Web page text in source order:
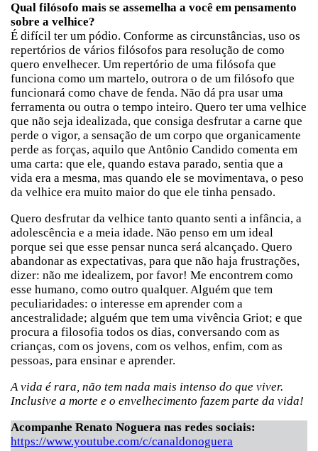
Qual filósofo mais se assemelha a você em pensamento
sobre a velhice?
É difícil ter um pódio. Conforme as circunstâncias, uso os
repertórios de vários filósofos para resolução de como
quero envelhecer. Um repertório de uma filósofa que
funciona como um martelo, outrora o de um filósofo que
funcionará como chave de fenda. Não dá pra usar uma
ferramenta ou outra o tempo inteiro. Quero ter uma velhice
que não seja idealizada, que consiga desfrutar a carne que
perde o vigor, a sensação de um corpo que organicamente
perde as forças, aquilo que Antônio Candido comenta em
uma carta: que ele, quando estava parado, sentia que a
vida era a mesma, mas quando ele se movimentava, o peso
da velhice era muito maior do que ele tinha pensado.
Quero desfrutar da velhice tanto quanto senti a infância, a
adolescência e a meia idade. Não penso em um ideal
porque sei que esse pensar nunca será alcançado. Quero
abandonar as expectativas, para que não haja frustrações,
dizer: não me idealizem, por favor! Me encontrem como
esse humano, como outro qualquer. Alguém que tem
peculiaridades: o interesse em aprender com a
ancestralidade; alguém que tem uma vivência Griot; e que
procura a filosofia todos os dias, conversando com as
crianças, com os jovens, com os velhos, enfim, com as
pessoas, para ensinar e aprender.
A vida é rara, não tem nada mais intenso do que viver.
Inclusive a morte e o envelhecimento fazem parte da vida!
Acompanhe Renato Noguera nas redes sociais:
https://www.youtube.com/c/canaldonoguera